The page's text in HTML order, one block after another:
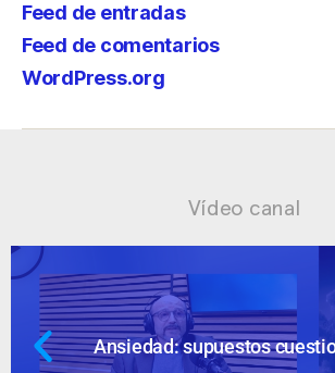
Feed de entradas
Feed de comentarios
WordPress.org
Vídeo canal
Ansiedad: supuestos